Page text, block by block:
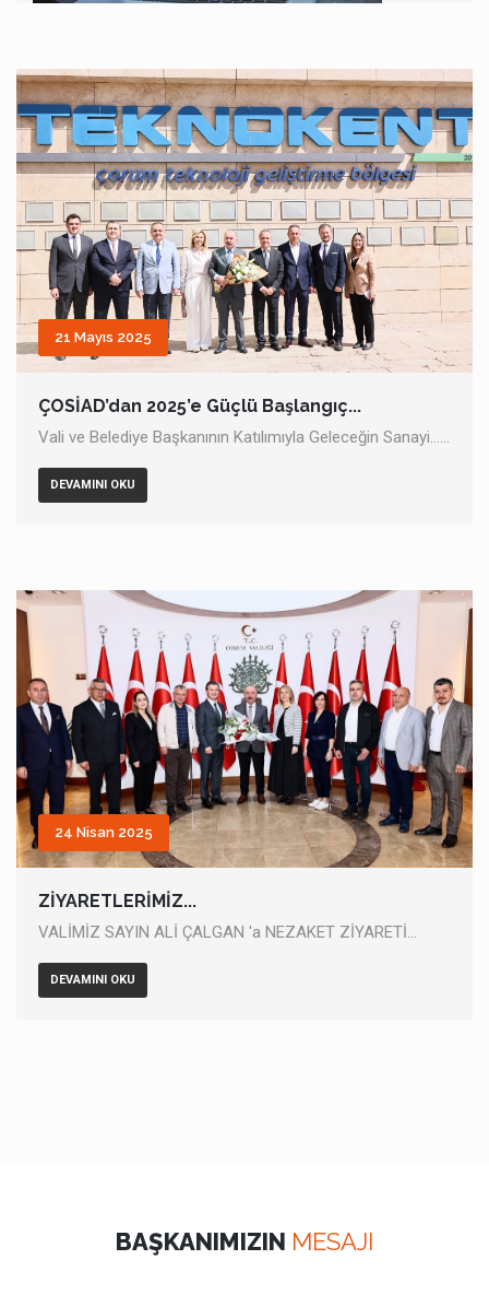
AÇILMASI PLANLANAN KURSLAR...
15
KASIM
Web Sayfamız Yenilendi...
ÇOSİAD web sayfası yenilendi! Yenilenen web sayfamız
23
21 Mayıs 2025
ÇOSİAD’dan 2025’e Güçlü Başlangıç...
Vali ve Belediye Başkanının Katılımıyla Geleceğin Sanayi......
DEVAMINI OKU
24 Nisan 2025
ZİYARETLERİMİZ...
VALİMİZ SAYIN ALİ ÇALGAN 'a NEZAKET ZİYARETİ...
DEVAMINI OKU
BAŞKANIMIZIN MESAJI